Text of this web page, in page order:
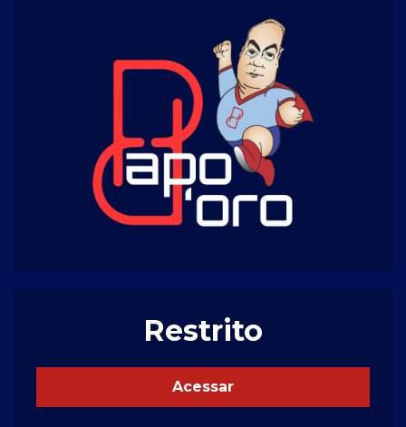
Restrito
Acessar